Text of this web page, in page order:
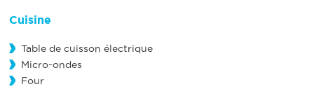
Cuisine
Table de cuisson électrique
Micro-ondes
Four